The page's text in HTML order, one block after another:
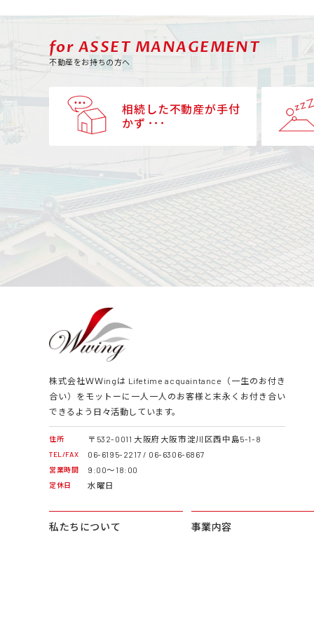
for ASSET MANAGEMENT
不動産をお持ちの方へ
相続した不動産が手付
かず ･･･
株式会社ＷＷingは Lifetime acquaintance（一生のお付き
合い）をモットーに一人一人のお客様と末永くお付き合い
できるよう日々活動しています。
住所 〒532-0011 大阪府大阪市淀川区西中島5-1-8
TEL/FAX 06-6195-2217 / 06-6306-6867
営業時間 9:00～18:00
定休日 水曜日
私たちについて 事業内容